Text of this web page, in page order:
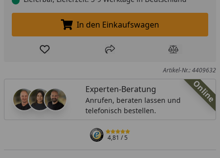
In den Einkaufswagen legen
In den Einkaufswagen
Produkt zur Wunschliste hinzufügen
Teilen Produkt
Artikel-Nr.: 4409632
Online
Experten-Beratung
Anrufen, beraten lassen und
telefonisch bestellen.
4,81/ 5